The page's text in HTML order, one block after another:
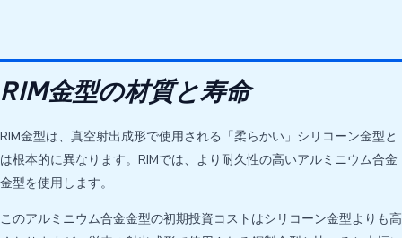
RIM金型の材質と寿命
RIM金型は、真空射出成形で使用される「柔らかい」シリコーン金型と
は根本的に異なります。RIMでは、より耐久性の高いアルミニウム合金
金型を使用します。
このアルミニウム合金金型の初期投資コストはシリコーン金型よりも高